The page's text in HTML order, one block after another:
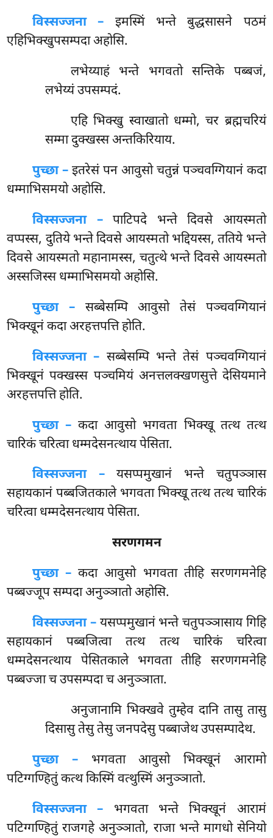
विस्सज्जना – इमस्मिं भन्ते बुद्धसासने पठमं
एहिभिक्खुपसम्पदा अहोसि.
लभेय्याहं भन्ते भगवतो सन्तिके पब्बजं,
लभेय्यं उपसम्पदं.
एहि भिक्खु स्वाखातो धम्मो, चर ब्रह्मचरियं
सम्मा दुक्खस्स अन्तकिरियाय.
पुच्छा – इतरेसं पन आवुसो चतुन्नं पञ्चवग्गियानं कदा
धम्माभिसमयो अहोसि.
विस्सज्जना –पाटिपदे भन्ते दिवसे आयस्मतो
वप्पस्स, दुतिये भन्ते दिवसे आयस्मतो भद्दियस्स, ततिये भन्ते
दिवसे आयस्मतो महानामस्स, चतुत्थे भन्ते दिवसे आयस्मतो
अस्सजिस्स धम्माभिसमयो अहोसि.
पुच्छा –सब्बेसम्पिआवुसो तेसं पञ्चवग्गियानं
भिक्खूनं कदा अरहत्तपत्ति होति.
विस्सज्जना – सब्बेसम्पि भन्ते तेसं पञ्चवग्गियानं
भिक्खूनं पक्खस्स पञ्चमियं अनत्तलक्खणसुत्ते देसियमाने
अरहत्तपत्ति होति.
पुच्छा – कदा आवुसो भगवता भिक्खू तत्थ तत्थ
चारिकं चरित्वा धम्मदेसनत्थाय पेसिता.
विस्सज्जना –यसप्पमुखानं भन्ते चतुपञ्ञास
सहायकानं पब्बजितकाले भगवता भिक्खू तत्थ तत्थ चारिकं
चरित्वा धम्मदेसनत्थाय पेसिता.
सरणगमन
पुच्छा – कदाआवुसो भगवता तीहि सरणगमनेहि
पब्बज्जूप सम्पदा अनुञ्ञातो अहोसि.
विस्सज्जना –यसप्पमुखानं भन्ते चतुपञ्ञासाय गिहि
सहायकानं पब्बजित्वा तत्थ तत्थ चारिकं चरित्वा
धम्मदेसनत्थाय पेसितकाले भगवता तीहि सरणगमनेहि
पब्बज्जा च उपसम्पदा च अनुञ्ञाता.
अनुजानामि भिक्खवे तुम्हेव दानि तासु तासु
दिसासु तेसु तेसु जनपदेसु पब्बाजेथ उपसम्पादेथ.
पुच्छा –भगवता आवुसो भिक्खूनं आरामो
पटिग्गण्हितुं कत्थ किस्मिं वत्थुस्मिं अनुञ्ञातो.
विस्सज्जना – भगवता भन्ते भिक्खूनं आरामं
पटिग्गण्हितुं राजगहे अनुञ्ञातो, राजा भन्ते मागधो सेनियो